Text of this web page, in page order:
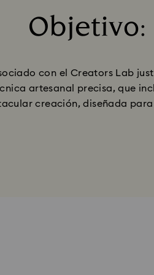
con el Creators Lab
artesanal precisa, que
creación, diseñada